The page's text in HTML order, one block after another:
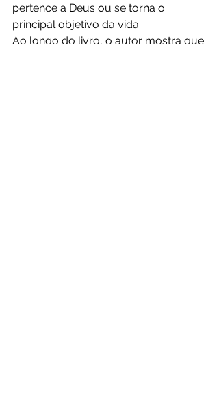
pertence a Deus ou se torna o
principal objetivo da vida.
Ao longo do livro, o autor mostra que